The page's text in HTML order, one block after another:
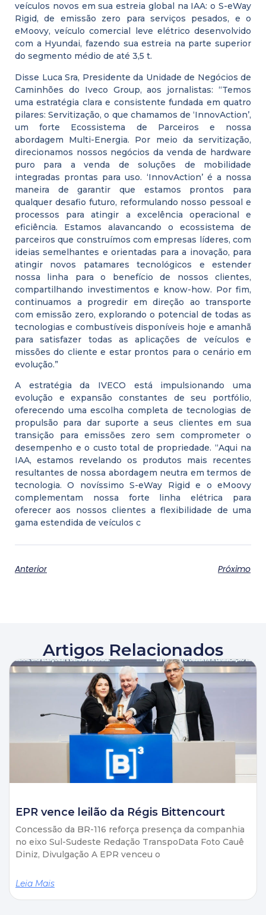
veículos novos em sua estreia global na IAA: o S-eWay
Rigid, de emissão zero para serviços pesados, e o
eMoovy, veículo comercial leve elétrico desenvolvido
com a Hyundai, fazendo sua estreia na parte superior
do segmento médio de até 3,5 t.
Disse Luca Sra, Presidente da Unidade de Negócios de
Caminhões do Iveco Group, aos jornalistas: “Temos
uma estratégia clara e consistente fundada em quatro
pilares: Servitização, o que chamamos de ‘InnovAction’,
um forte Ecossistema de Parceiros e nossa
abordagem Multi-Energia. Por meio da servitização,
direcionamos nossos negócios da venda de hardware
puro para a venda de soluções de mobilidade
integradas prontas para uso. ‘InnovAction’ é a nossa
maneira de garantir que estamos prontos para
qualquer desafio futuro, reformulando nosso pessoal e
processos para atingir a excelência operacional e
eficiência. Estamos alavancando o ecossistema de
parceiros que construímos com empresas líderes, com
ideias semelhantes e orientadas para a inovação, para
atingir novos patamares tecnológicos e estender
nossa linha para o benefício de nossos clientes,
compartilhando investimentos e know-how. Por fim,
continuamos a progredir em direção ao transporte
com emissão zero, explorando o potencial de todas as
tecnologias e combustíveis disponíveis hoje e amanhã
para satisfazer todas as aplicações de veículos e
missões do cliente e estar prontos para o cenário em
evolução.”
A estratégia da IVECO está impulsionando uma
evolução e expansão constantes de seu portfólio,
oferecendo uma escolha completa de tecnologias de
propulsão para dar suporte a seus clientes em sua
transição para emissões zero sem comprometer o
desempenho e o custo total de propriedade. “Aqui na
IAA, estamos revelando os produtos mais recentes
resultantes de nossa abordagem neutra em termos de
tecnologia. O novíssimo S-eWay Rigid e o eMoovy
complementam nossa forte linha elétrica para
oferecer aos nossos clientes a flexibilidade de uma
gama estendida de veículos c
Anterior Próximo
Artigos Relacionados
EPR vence leilão da Régis Bittencourt
Concessão da BR-116 reforça presença da companhia
no eixo Sul-Sudeste Redação TranspoData Foto Cauê
Diniz, Divulgação A EPR venceu o
Leia Mais